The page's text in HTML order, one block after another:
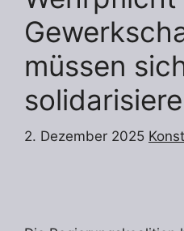
müssen
2. Dezember 2025